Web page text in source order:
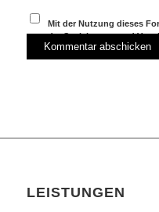
Mit der Nutzung dieses
der Speicherung und
diese Website
LEISTUNGEN